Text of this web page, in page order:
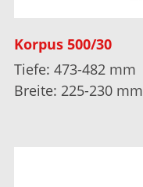
Korpus 500/30
Tiefe: 473-482 mm
Breite: 225-230 mm